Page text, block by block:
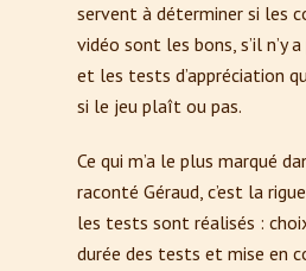
servent à déterminer si les
vidéo sont les bons, s’il n’y
et les tests d’appréciation
si le jeu plaît ou pas.
Ce qui m’a le plus marqué
raconté Géraud, c’est la
les tests sont réalisés :
durée des tests et mise en